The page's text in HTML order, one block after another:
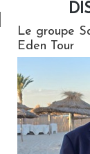
Le groupe
Eden Tour